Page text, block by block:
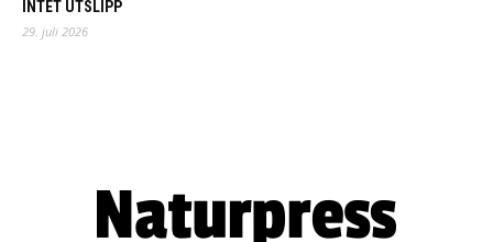
INTET UTSLIPP
29. juli 2026